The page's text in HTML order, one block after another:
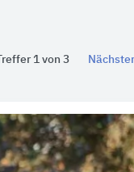
Treffer 1 von 3 Nächster